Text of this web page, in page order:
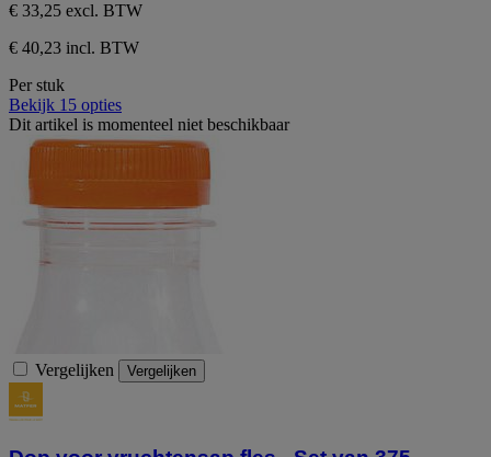
€ 33,25 excl. BTW
€ 40,23 incl. BTW
Per stuk
Bekijk 15 opties
Dit artikel is momenteel niet beschikbaar
Vergelijken Vergelijken